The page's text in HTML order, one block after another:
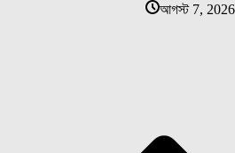
আগস্ট 7, 2026